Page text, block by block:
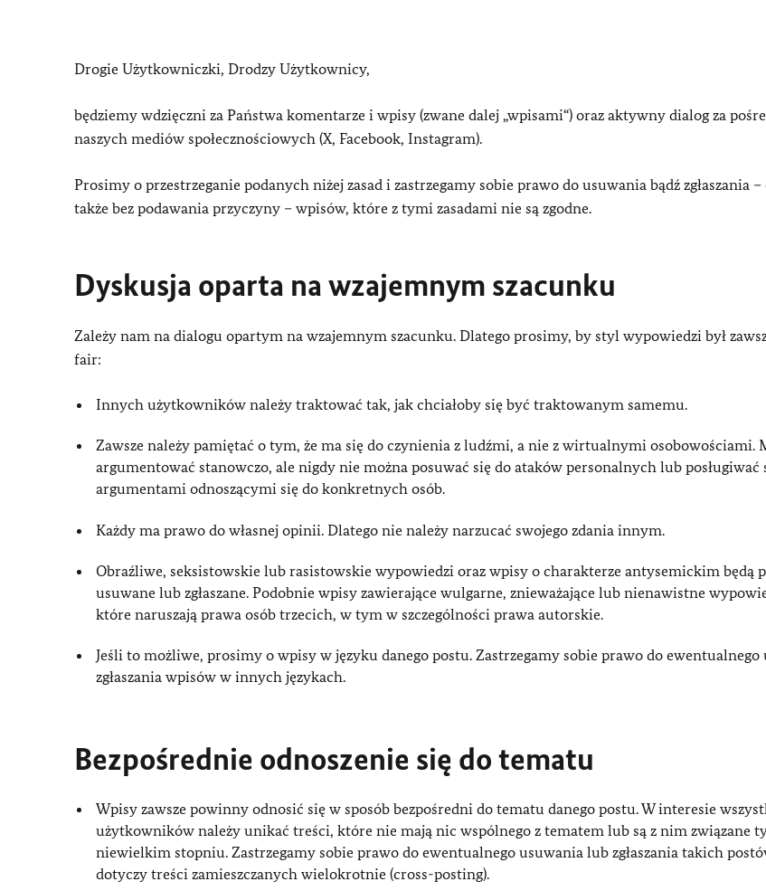
Drogie Użytkowniczki, Drodzy Użytkownicy,
będziemy wdzięczni za Państwa komentarze i wpisy (zwane dalej „wpisami“) oraz aktywny dialog za
naszych mediów społecznościowych (X, Facebook, Instagram).
Prosimy o przestrzeganie podanych niżej zasad i zastrzegamy sobie prawo do usuwania bądź zgłaszania
także bez podawania przyczyny – wpisów, które z tymi zasadami nie są zgodne.
Dyskusja oparta na wzajemnym szacunku
Zależy nam na dialogu opartym na wzajemnym szacunku. Dlatego prosimy, by styl wypowiedzi był
fair:
Innych użytkowników należy traktować tak, jak chciałoby się być traktowanym samemu.
Zawsze należy pamiętać o tym, że ma się do czynienia z ludźmi, a nie z wirtualnymi osobowościami.
argumentować stanowczo, ale nigdy nie można posuwać się do ataków personalnych lub posługiwać
argumentami odnoszącymi się do konkretnych osób.
Każdy ma prawo do własnej opinii. Dlatego nie należy narzucać swojego zdania innym.
Obraźliwe, seksistowskie lub rasistowskie wypowiedzi oraz wpisy o charakterze antysemickim będą
usuwane lub zgłaszane. Podobnie wpisy zawierające wulgarne, znieważające lub nienawistne
które naruszają prawa osób trzecich, w tym w szczególności prawa autorskie.
Jeśli to możliwe, prosimy o wpisy w języku danego postu. Zastrzegamy sobie prawo do
zgłaszania wpisów w innych językach.
Bezpośrednie odnoszenie się do tematu
Wpisy zawsze powinny odnosić się w sposób bezpośredni do tematu danego postu. W interesie
użytkowników należy unikać treści, które nie mają nic wspólnego z tematem lub są z nim związane
niewielkim stopniu. Zastrzegamy sobie prawo do ewentualnego usuwania lub zgłaszania takich
dotyczy treści zamieszczanych wielokrotnie (cross-posting).